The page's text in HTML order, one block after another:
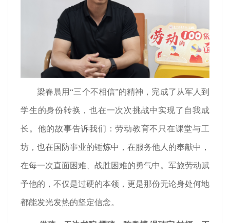
梁春晨用“三个不相信”的精神，完成了从军人到
学生的身份转换，也在一次次挑战中实现了自我成
长。他的故事告诉我们：劳动教育不只在课堂与工
坊，也在国防事业的锤炼中，在服务他人的奉献中，
在每一次直面困难、战胜困难的勇气中。军旅劳动赋
予他的，不仅是过硬的本领，更是那份无论身处何地
都能发光发热的坚定信念。